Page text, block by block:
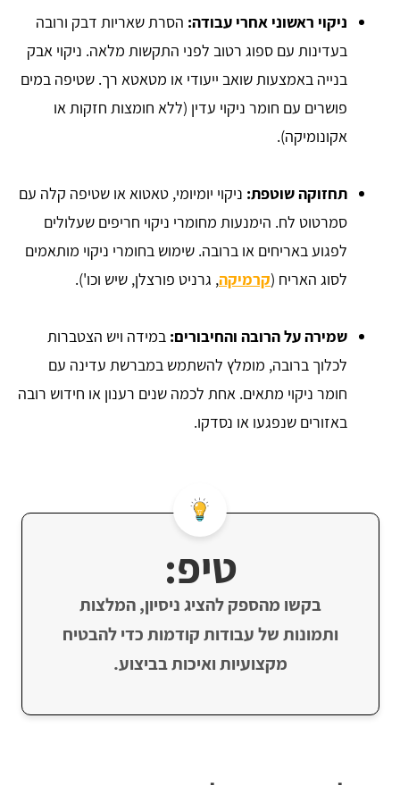
ניקוי ראשוני אחרי עבודה: הסרת שאריות דבק ורובה
בעדינות עם ספוג רטוב לפני התקשות מלאה. ניקוי אבק
בנייה באמצעות שואב ייעודי או מטאטא רך. שטיפה במים
פושרים עם חומר ניקוי עדין (ללא חומצות חזקות או
אקונומיקה).
תחזוקה שוטפת: ניקוי יומיומי, טאטוא או שטיפה קלה עם
סמרטוט לח. הימנעות מחומרי ניקוי חריפים שעלולים
לפגוע באריחים או ברובה. שימוש בחומרי ניקוי מותאמים
לסוג האריח (קרמיקה, גרניט פורצלן, שיש וכו').
שמירה על הרובה והחיבורים: במידה ויש הצטברות
לכלוך ברובה, מומלץ להשתמש במברשת עדינה עם
חומר ניקוי מתאים. אחת לכמה שנים רענון או חידוש רובה
באזורים שנפגעו או נסדקו.
טיפ:
בקשו מהספק להציג ניסיון, המלצות
ותמונות של עבודות קודמות כדי להבטיח
מקצועיות ואיכות בביצוע.